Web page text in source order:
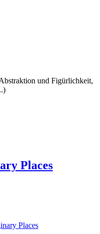
und Figürlichkeit,
Places